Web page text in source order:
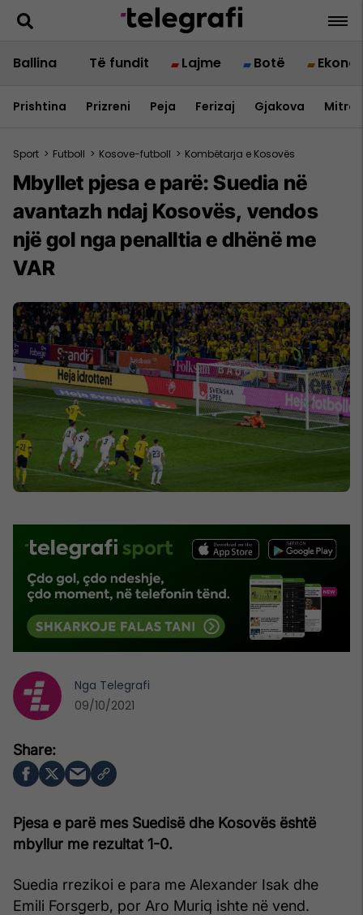
Ballina Të fundit Lajme Botë
Prishtina Prizreni Peja Ferizaj Gjakova
Sport > Futboll > Kosove-futboll > Kombëtarja e Kosovës
Mbyllet pjesa e parë: Suedia në
avantazh ndaj Kosovës, vendos
një gol nga penalltia e dhënë me
VAR
Pjesa e parë mes Suedisë dhe Kosovës është
mbyllur me rezultat 1-0.
Suedia rrezikoi e para me Alexander Isak dhe
Emili Forsgerb, por Aro Muriq ishte në vend.
Nga Telegrafi
09/10/2021